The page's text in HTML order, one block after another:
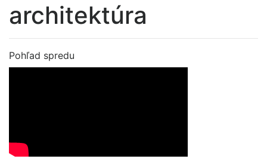
architektúra
Pohľad spredu